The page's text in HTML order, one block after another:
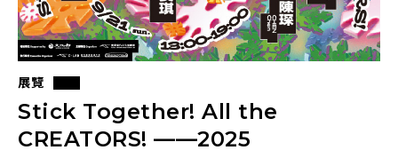
展覽
Stick Together! All the
CREATORS! ——2025